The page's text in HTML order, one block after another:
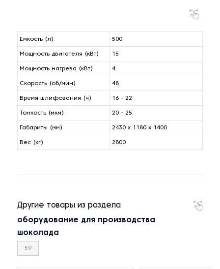
Емкость (л) 500
Мощность двигателя (кВт) 15
Мощность нагрева (кВт) 4
Скорость (об/мин) 48
Время шлифования (ч) 16 - 22
Тонкость (мкм) 20 - 25
Габариты (мм) 2430 х 1180 х 1400
Вес (кг) 2800
Другие товары из раздела
оборудование для производства
шоколада
59